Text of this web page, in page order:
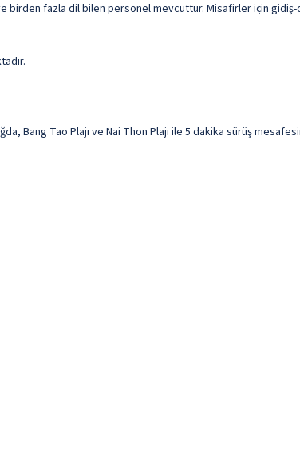
birden fazla dil bilen personel mevcuttur. Misafirler için
Tao Plajı ve Nai Thon Plajı ile 5 dakika sürüş